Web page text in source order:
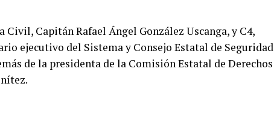
Capitán Rafael Ángel González Uscanga, y C4,
ejecutivo del Sistema y Consejo Estatal de Seguridad
de la presidenta de la Comisión Estatal de Derechos